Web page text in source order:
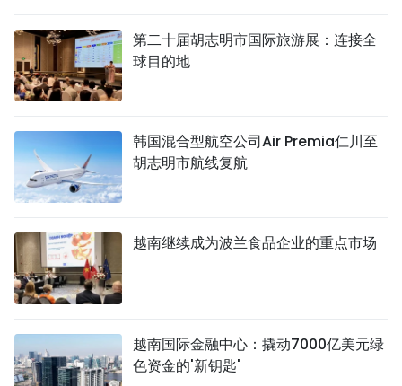
第二十届胡志明市国际旅游展：连接全
球目的地
韩国混合型航空公司Air Premia仁川至
胡志明市航线复航
越南继续成为波兰食品企业的重点市场
越南国际金融中心：撬动7000亿美元绿
色资金的'新钥匙'